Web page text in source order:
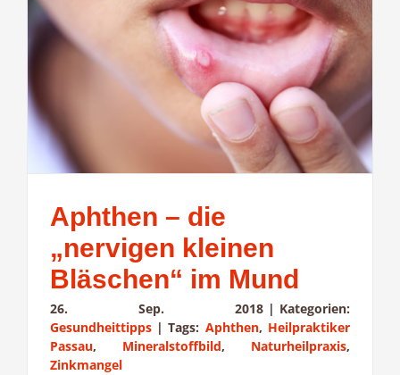
Aphthen – die
„nervigen kleinen
Bläschen“ im Mund
26. Sep. 2018 | Kategorien:
Gesundheittipps | Tags: Aphthen, Heilpraktiker
Passau, Mineralstoffbild, Naturheilpraxis,
Zinkmangel